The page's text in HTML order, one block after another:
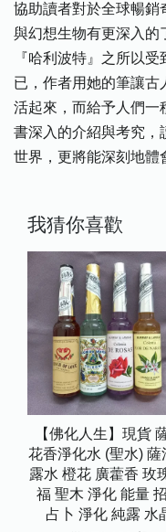
協助讀者對於全球暢銷
與幻想生物有更深入的
『哈利波特』之所以
已，作者用她的筆讓
活起來，而給予人們一
書深入的介紹與考究，
世界，更將能深刻地體
我猜你喜歡
【佛化人生】現貨
花香淨化水 (聖水) 薩
露水 橙花 廣藿香 玫
福 聖木 淨化 能量
占卜 淨化 純露 水